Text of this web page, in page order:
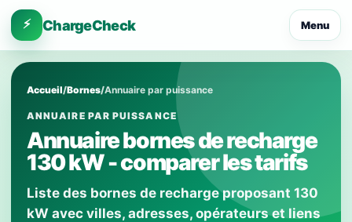
⚡ ChargeCheck Menu
Accueil/Bornes/Annuaire par puissance
ANNUAIRE PAR PUISSANCE
Annuaire bornes de recharge
130 kW - comparer les tarifs
Liste des bornes de recharge proposant 130
kW avec villes, adresses, opérateurs et liens